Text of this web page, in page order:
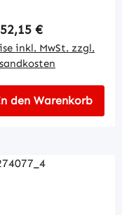
Preis:
€
inkl. MwSt. zzgl.
den Warenkorb